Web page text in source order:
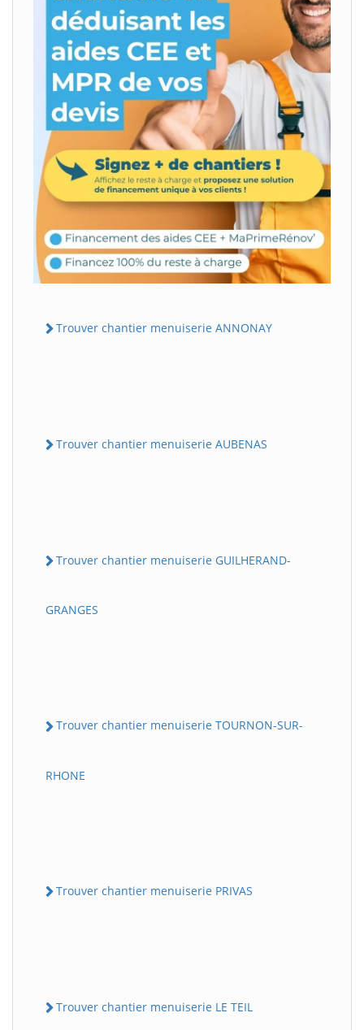
Trouver chantier menuiserie ANNONAY
Trouver chantier menuiserie AUBENAS
Trouver chantier menuiserie GUILHERAND-
GRANGES
Trouver chantier menuiserie TOURNON-SUR-
RHONE
Trouver chantier menuiserie PRIVAS
Trouver chantier menuiserie LE TEIL